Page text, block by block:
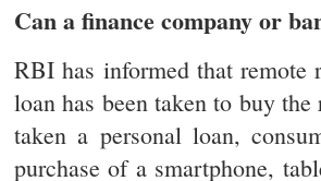
Can a finance company or
RBI has informed that remote
loan has been taken to buy
taken a personal loan,
purchase of a smartphone,